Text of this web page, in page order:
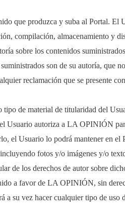
que produzca y suba al Portal. El
compilación, almacenamiento y
sobre los contenidos
son de su autoría, que
reclamación que se presente
de material de titularidad del
Usuario autoriza a LA OPINIÓN
el Usuario lo podrá mantener en el
fotos y/o imágenes y/o
de los derechos de autor sobre
a favor de LA OPINIÓN, sin
su vez hacer cualquier tipo de uso